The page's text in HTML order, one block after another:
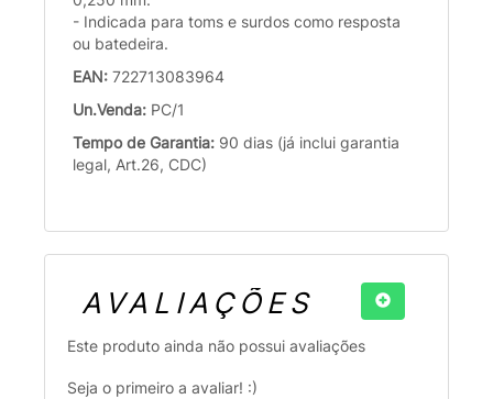
- Indicada para toms e surdos como resposta
ou batedeira.
EAN: 722713083964
Un.Venda: PC/1
Tempo de Garantia: 90 dias (já inclui garantia
legal, Art.26, CDC)
AVALIAÇÕES
Este produto ainda não possui avaliações
Seja o primeiro a avaliar! :)